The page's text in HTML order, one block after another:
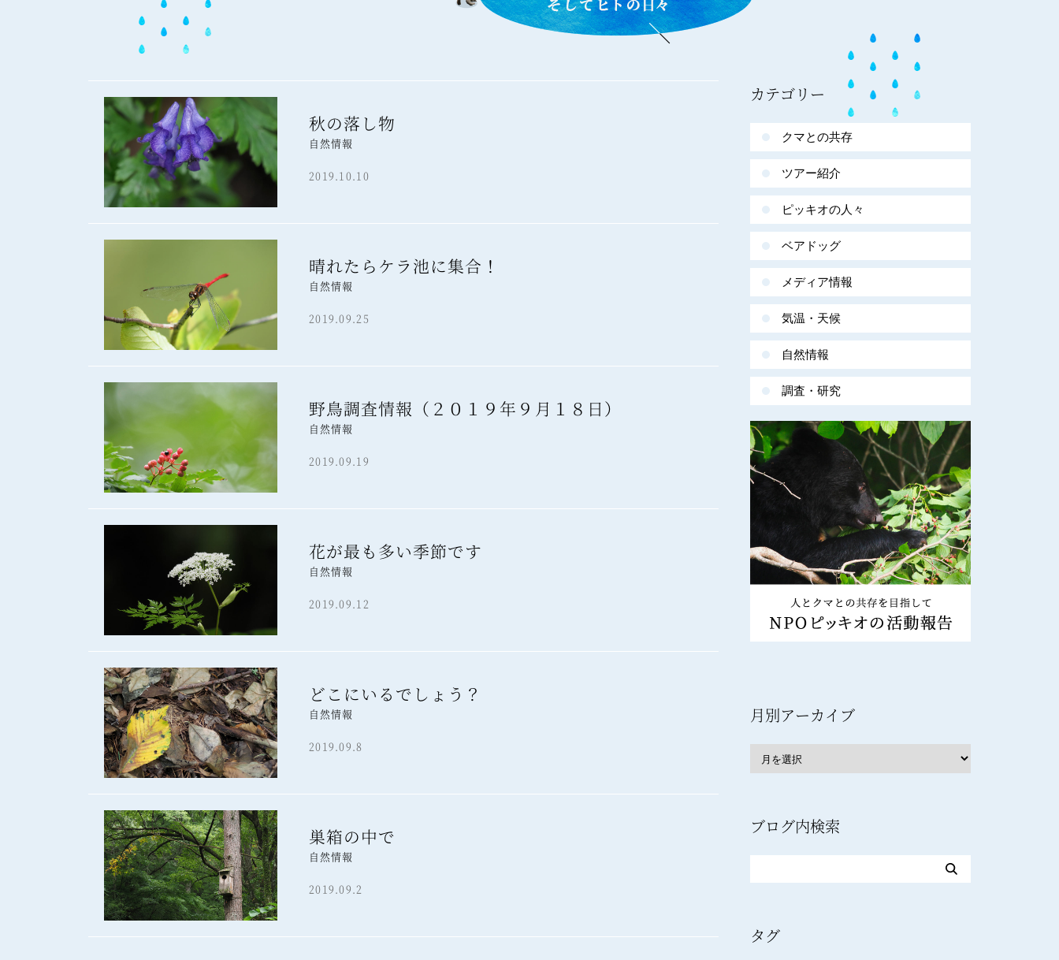
秋の落し物
自然情報
2019.10.10
晴れたらケラ池に集合！
自然情報
2019.09.25
野鳥調査情報（２０１９年９月１８日）
自然情報
2019.09.19
花が最も多い季節です
自然情報
2019.09.12
どこにいるでしょう？
自然情報
2019.09.8
巣箱の中で
自然情報
2019.09.2
カテゴリー
クマとの共存
ツアー紹介
ピッキオの人々
ベアドッグ
メディア情報
気温・天候
自然情報
調査・研究
月別アーカイブ
ブログ内検索
タグ